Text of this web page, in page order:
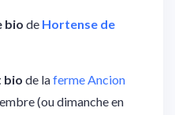
bio de Hortense de
bio de laferme Ancion
(ou dimanche en